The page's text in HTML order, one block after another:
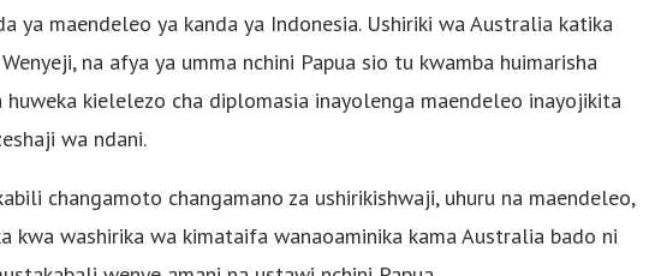
ya maendeleo ya kanda ya Indonesia. Ushiriki wa Australia katika
na afya ya umma nchini Papua sio tu kwamba huimarisha
kielelezo cha diplomasia inayolenga maendeleo inayojikita
wa ndani.
changamoto changamano za ushirikishwaji, uhuru na maendeleo,
kwa washirika wa kimataifa wanaoaminika kama Australia bado ni